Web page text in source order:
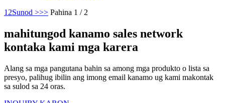
1 2Sunod >>> Pahina 1 / 2
mahitungod kanamo sales network
kontaka kami mga karera
Alang sa mga pangutana bahin sa among mga produkto o lista sa
presyo, palihug ibilin ang imong email kanamo ug kami makontak
sa sulod sa 24 oras.